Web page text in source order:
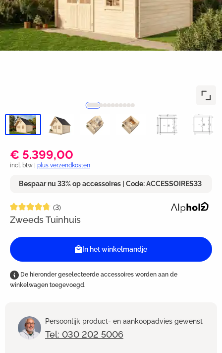
€ 5.399,00
incl. btw | plus verzendkosten
Bespaar nu 33% op accessoires | Code: ACCESSOIRES33
Gemiddelde waardering van 4.8 van 5 sterren
(3)
Zweeds Tuinhuis
In het winkelmandje
De hieronder geselecteerde accessoires worden aan de
winkelwagen toegevoegd.
Persoonlijk product- en aankoopadvies gewenst
Tel: 030 202 5006